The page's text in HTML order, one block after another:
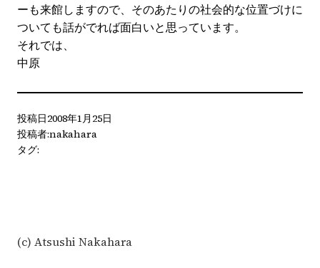
ーも来館しますので、そのあたりの社会的な位置づけに
ついても話がでれば面白いと思っています。
それでは、
中原
投稿日2008年1月25日
投稿者:nakahara
タグ:
(c) Atsushi Nakahara